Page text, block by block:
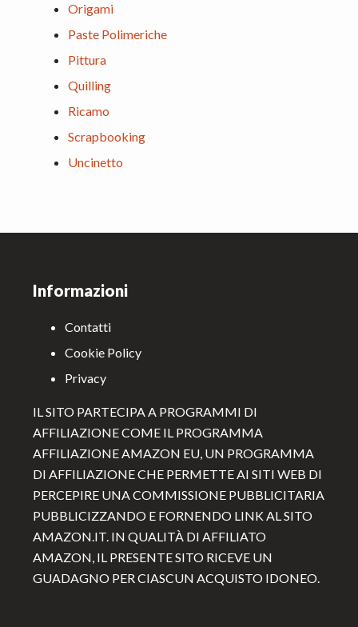
Origami
Paste Polimeriche
Pittura
Quilling
Ricamo
Scrapbooking
Uncinetto
Informazioni
Contatti
Cookie Policy
Privacy
IL SITO PARTECIPA A PROGRAMMI DI
AFFILIAZIONE COME IL PROGRAMMA
AFFILIAZIONE AMAZON EU, UN PROGRAMMA
DI AFFILIAZIONE CHE PERMETTE AI SITI WEB DI
PERCEPIRE UNA COMMISSIONE PUBBLICITARIA
PUBBLICIZZANDO E FORNENDO LINK AL SITO
AMAZON.IT. IN QUALITÀ DI AFFILIATO
AMAZON, IL PRESENTE SITO RICEVE UN
GUADAGNO PER CIASCUN ACQUISTO IDONEO.